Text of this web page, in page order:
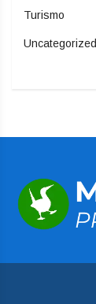
Turismo
Uncategorized